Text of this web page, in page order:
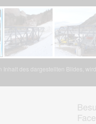
des dargestellten Bildes,